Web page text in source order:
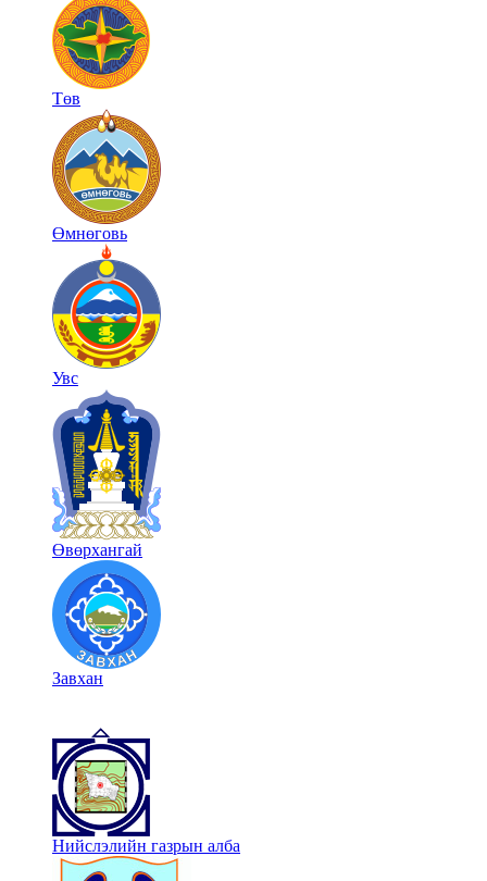
Төв
Өмнөговь
Увс
Өвөрхангай
Завхан
Нийслэлийн газрын алба